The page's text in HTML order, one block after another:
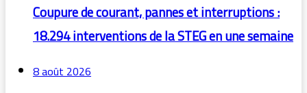
Coupure de courant, pannes et interruptions :
18.294 interventions de la STEG en une semaine
8 août 2026